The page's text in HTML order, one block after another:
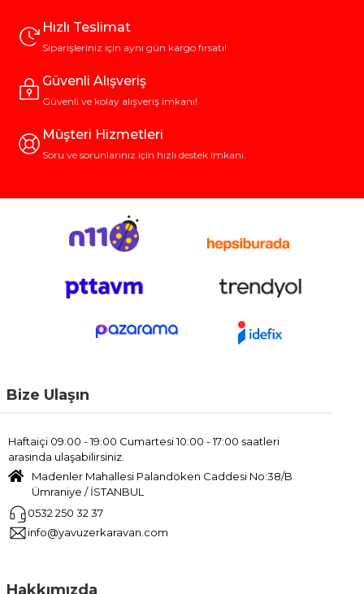
Aydınlatmanın sürekliliği kampın konforunu belirleyen en önemli
faktörlerden biridir. Pilli ve güneş enerjili seçeneklerin yanı sıra
kamp lambasımodelleridir. Bu tür lambalar powerbank, araç
prizi veya güneş paneli ile kolayca şarj edilebilir; böylece uzun
Taşınabilir ve Dayanıklı Lamba Modelleri
katlanabilir gövde, askı aparatı veya manyetik taban gibi
özelliklerle kullanım kolaylığı sağlar. Ayrıca toza, neme ve
darbelere karşı korumalı (IP sertifikalı) modeller, sert doğa
şartlarında uzun ömürlü kullanım sunar.
Kamp Dışında Çok Yönlü Kullanım
Günümüzde
kavramı yalnızca
kesintisi gibi durumlarda da herkese hitap eder. Çok amaçlı
kullanım sayesinde bu cihazlar evde de işlevsel bir yardımcıya,
Doğruaydınlatma çözümleri
deneyimini çok daha keyifli hâle getirir. İhtiyaçlarınıza uygun bir
çıkarabilirsiniz.
Hızlı Teslimat
Siparişleriniz için aynı gün kargo fırsatı!
Güvenli Alışveriş
Güvenli ve kolay alışveriş imkanı!
Müşteri Hizmetleri
Soru ve sorunlarınız için hızlı destek imkanı.
Bize Ulaşın
Haftaiçi 09:00 - 19:00 Cumartesi 10:00 - 17:00 saatleri
arasında ulaşabilirsiniz.
Madenler Mahallesi Palandöken Caddesi No:38/B
Ümraniye / İSTANBUL
0532 250 32 37
info@yavuzerkaravan.com
Hakkımızda